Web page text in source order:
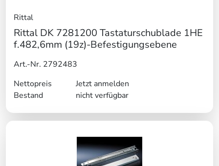
Rittal
Rittal DK 7281200 Tastaturschublade 1HE
f.482,6mm (19z)-Befestigungsebene
Art.-Nr. 2792483
Nettopreis
Jetzt anmelden
Bestand
nicht verfügbar